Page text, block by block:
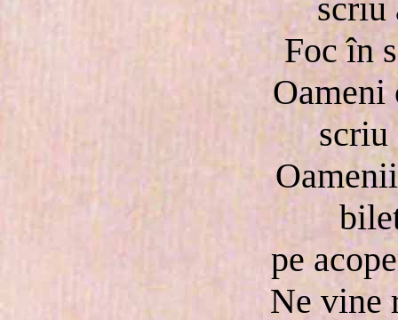
scriu
Foc în
scriu
pe
Ne vine